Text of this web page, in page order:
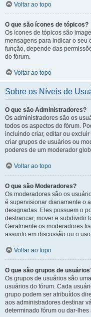
Voltar ao topo
O que são ícones de tópicos?
Os ícones de tópicos são
mensagens para indicar o seu
função, depende das
do fórum.
Voltar ao topo
Sobre os Níveis de
O que são Administradores?
Os administradores são os
todos os aspectos do fórum.
incluindo criar, editar ou
criar grupos de usuários ou
poderes de um moderador
Voltar ao topo
O que são Moderadores?
Os moderadores são os
é supervisionar diariamente o
designadas. Eles possuem o
destrancar, mover e subdividir
Geralmente os moderadores
assunto em discussão ou o
Voltar ao topo
O que são grupos de
Os grupos de usuários são
usuários do fórum. Cada
grupo podem ser atribuídos
aos administradores destinar
determinado fórum ou dar-